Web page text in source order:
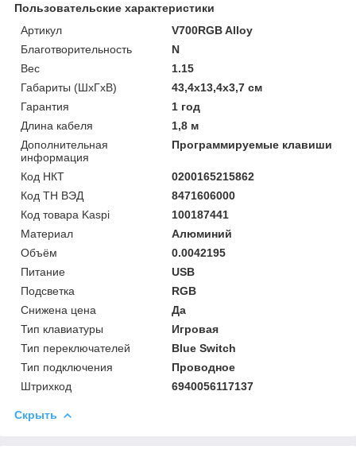
Пользовательские характеристики
Артикул
V700RGB Alloy
Благотворительность
N
Вес
1.15
Габариты (ШхГхВ)
43,4х13,4х3,7 см
Гарантия
1 год
Длина кабеля
1,8 м
Дополнительная
информация
Программируемые клавиши
Код НКТ
0200165215862
Код ТН ВЭД
8471606000
Код товара Kaspi
100187441
Материал
Алюминий
Объём
0.0042195
Питание
USB
Подсветка
RGB
Снижена цена
Да
Тип клавиатуры
Игровая
Тип переключателей
Blue Switch
Тип подключения
Проводное
Штрихкод
6940056117137
Скрыть